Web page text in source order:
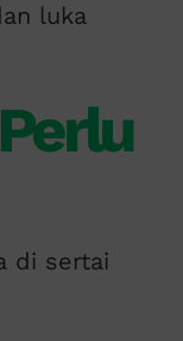
luka
di sertai